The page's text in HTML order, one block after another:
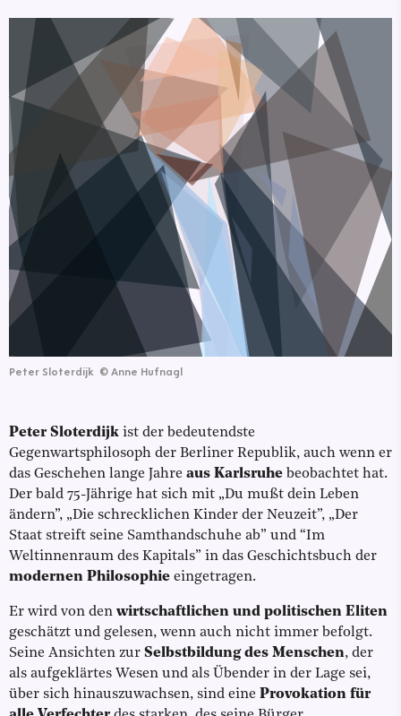
Peter Sloterdijk © Anne Hufnagl
Peter Sloterdijk ist der bedeutendste
Gegenwartsphilosoph der Berliner Republik, auch wenn er
das Geschehen lange Jahre aus Karlsruhe beobachtet hat.
Der bald 75-Jährige hat sich mit „Du mußt dein Leben
ändern”, „Die schrecklichen Kinder der Neuzeit”, „Der
Staat streift seine Samthandschuhe ab” und “Im
Weltinnenraum des Kapitals” in das Geschichtsbuch der
modernen Philosophie eingetragen.
Er wird von den wirtschaftlichen und politischen Eliten
geschätzt und gelesen, wenn auch nicht immer befolgt.
Seine Ansichten zur Selbstbildung des Menschen, der
als aufgeklärtes Wesen und als Übender in der Lage sei,
über sich hinauszuwachsen, sind eine Provokation für